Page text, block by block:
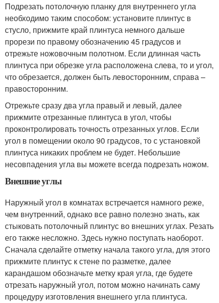
Подрезать потолочную планку для внутреннего угла
необходимо таким способом: установите плинтус в
стусло, прижмите край плинтуса немного дальше
прорези по правому обозначению 45 градусов и
отрежьте ножовочным полотном. Если длинная часть
плинтуса при обрезке угла расположена слева, то и угол,
что обрезается, должен быть левосторонним, справа –
правосторонним.
Отрежьте сразу два угла правый и левый, далее
прижмите отрезанные плинтуса в угол, чтобы
проконтролировать точность отрезанных углов. Если
угол в помещении около 90 градусов, то с установкой
плинтуса никаких проблем не будет. Небольшие
несовпадения угла вы можете всегда подрезать ножом.
Внешние углы
Наружный угол в комнатах встречается намного реже,
чем внутренний, однако все равно полезно знать, как
стыковать потолочный плинтус во внешних углах. Резать
его также несложно. Здесь нужно поступать наоборот.
Сначала сделайте отметку начала такого угла, для этого
прижмите плинтус к стене по разметке, далее
карандашом обозначьте метку края угла, где будете
отрезать наружный угол, потом можно начинать саму
процедуру изготовления внешнего угла плинтуса.